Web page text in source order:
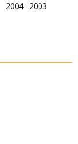
2004 2003